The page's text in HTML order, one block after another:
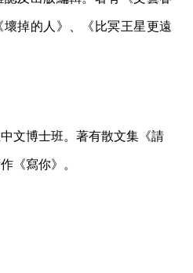
掉的人》、《比冥王星更遠
文博士班。著有散文集《請
《寫你》。